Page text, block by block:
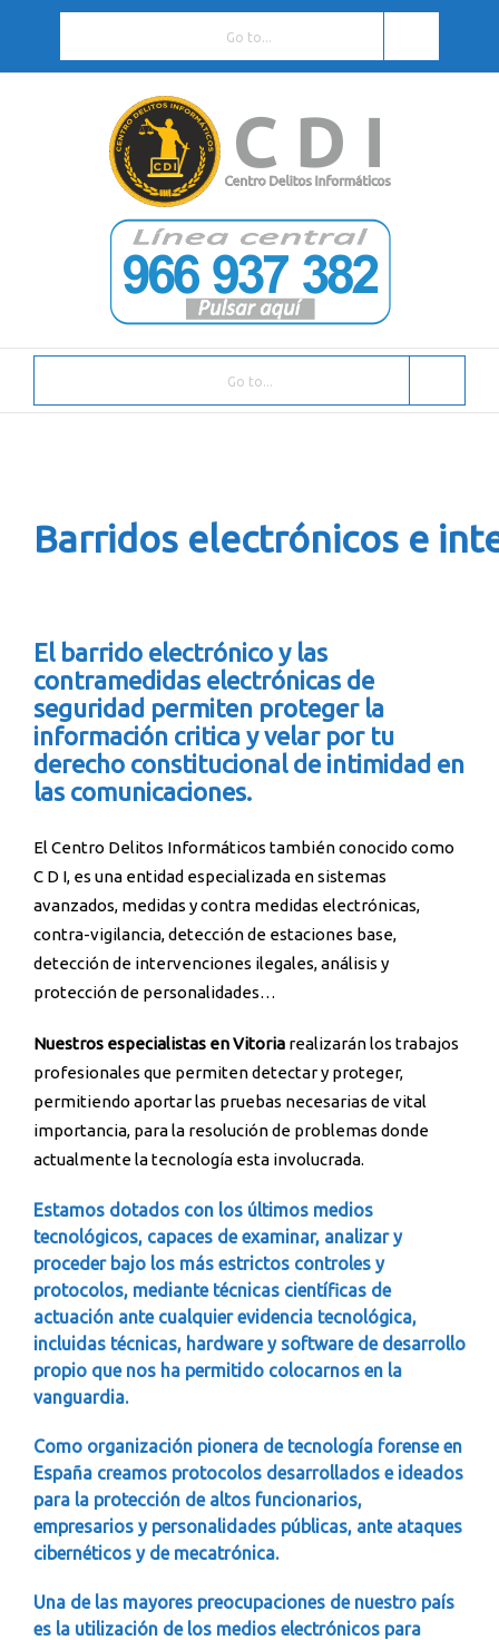
Go to...
Go to...
Barridos electrónicos e
El barrido electrónico y las
contramedidas electrónicas de
seguridad permiten proteger la
información critica y velar por tu
derecho constitucional de intimidad en
las comunicaciones.
El Centro Delitos Informáticos también conocido como
C D I, es una entidad especializada en sistemas
avanzados, medidas y contra medidas electrónicas,
contra-vigilancia, detección de estaciones base,
detección de intervenciones ilegales, análisis y
protección de personalidades…
Nuestros especialistas en Vitoria realizarán los trabajos
profesionales que permiten detectar y proteger,
permitiendo aportar las pruebas necesarias de vital
importancia, para la resolución de problemas donde
actualmente la tecnología esta involucrada.
Estamos dotados con los últimos medios
tecnológicos, capaces de examinar, analizar y
proceder bajo los más estrictos controles y
protocolos, mediante técnicas científicas de
actuación ante cualquier evidencia tecnológica,
incluidas técnicas, hardware y software de desarrollo
propio que nos ha permitido colocarnos en la
vanguardia.
Como organización pionera de tecnología forense en
España creamos protocolos desarrollados e ideados
para la protección de altos funcionarios,
empresarios y personalidades públicas, ante ataques
cibernéticos y de mecatrónica.
Una de las mayores preocupaciones de nuestro país
es la utilización de los medios electrónicos para